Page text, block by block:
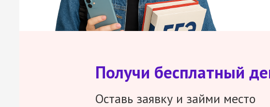
Получи бесплатный
Оставь заявку и займи место